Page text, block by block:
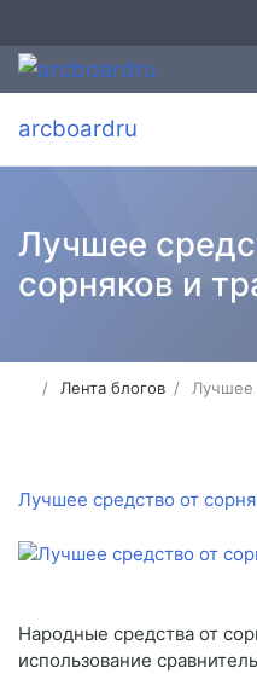
arcboardru
Лучшее
сорняков и
Лента блогов Лучшее
Лучшее средство от
Народные средства от
использование